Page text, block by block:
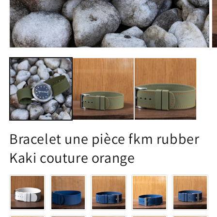
le
média
1
dans
une
fenêtre
modale
Bracelet une pièce fkm rubber
Kaki couture orange